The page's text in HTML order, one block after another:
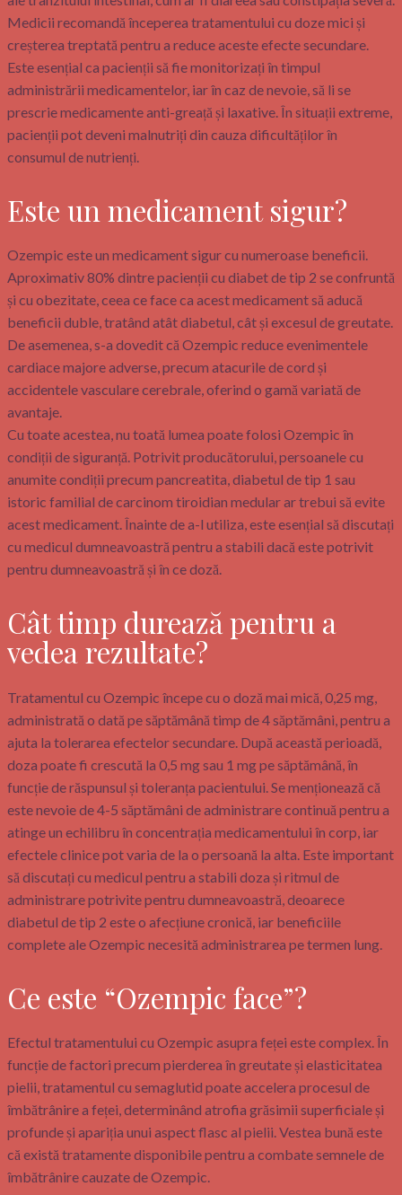
Medicii recomandă începerea tratamentului cu doze mici și
creșterea treptată pentru a reduce aceste efecte secundare.
Este esențial ca pacienții să fie monitorizați în timpul
administrării medicamentelor, iar în caz de nevoie, să li se
prescrie medicamente anti-greață și laxative. În situații extreme,
pacienții pot deveni malnutriți din cauza dificultăților în
consumul de nutrienți.
Este un medicament sigur?
Ozempic este un medicament sigur cu numeroase beneficii.
Aproximativ 80% dintre pacienții cu diabet de tip 2 se confruntă
și cu obezitate, ceea ce face ca acest medicament să aducă
beneficii duble, tratând atât diabetul, cât și excesul de greutate.
De asemenea, s-a dovedit că Ozempic reduce evenimentele
cardiace majore adverse, precum atacurile de cord și
accidentele vasculare cerebrale, oferind o gamă variată de
avantaje.
Cu toate acestea, nu toată lumea poate folosi Ozempic în
condiții de siguranță. Potrivit producătorului, persoanele cu
anumite condiții precum pancreatita, diabetul de tip 1 sau
istoric familial de carcinom tiroidian medular ar trebui să evite
acest medicament. Înainte de a-l utiliza, este esențial să discutați
cu medicul dumneavoastră pentru a stabili dacă este potrivit
pentru dumneavoastră și în ce doză.
Cât timp durează pentru a
vedea rezultate?
Tratamentul cu Ozempic începe cu o doză mai mică, 0,25 mg,
administrată o dată pe săptămână timp de 4 săptămâni, pentru a
ajuta la tolerarea efectelor secundare. După această perioadă,
doza poate fi crescută la 0,5 mg sau 1 mg pe săptămână, în
funcție de răspunsul și toleranța pacientului. Se menționează că
este nevoie de 4-5 săptămâni de administrare continuă pentru a
atinge un echilibru în concentrația medicamentului în corp, iar
efectele clinice pot varia de la o persoană la alta. Este important
să discutați cu medicul pentru a stabili doza și ritmul de
administrare potrivite pentru dumneavoastră, deoarece
diabetul de tip 2 este o afecțiune cronică, iar beneficiile
complete ale Ozempic necesită administrarea pe termen lung.
Ce este “Ozempic face”?
Efectul tratamentului cu Ozempic asupra feței este complex. În
funcție de factori precum pierderea în greutate și elasticitatea
pielii, tratamentul cu semaglutid poate accelera procesul de
îmbătrânire a feței, determinând atrofia grăsimii superficiale și
profunde și apariția unui aspect flasc al pielii. Vestea bună este
că există tratamente disponibile pentru a combate semnele de
îmbătrânire cauzate de Ozempic.